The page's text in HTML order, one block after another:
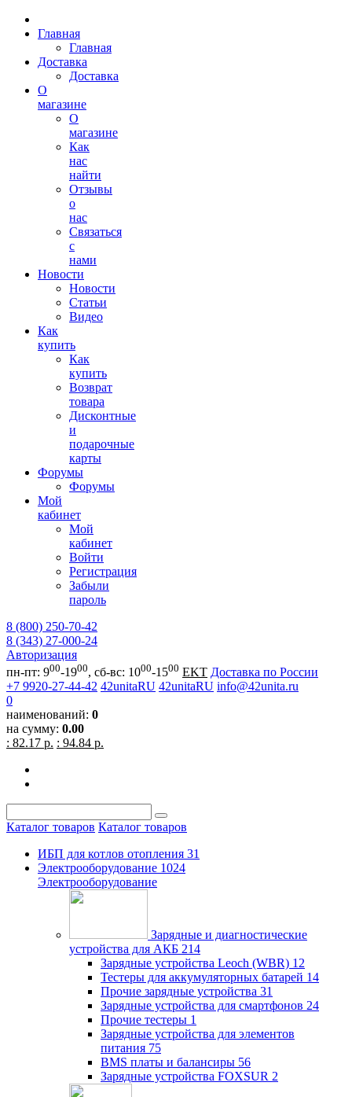
Главная
Главная
Доставка
Доставка
О
магазине
О
магазине
Как
нас
найти
Отзывы
о
нас
Связаться
с
нами
Новости
Новости
Статьи
Видео
Как
купить
Как
купить
Возврат
товара
Дисконтные
и
подарочные
карты
Форумы
Форумы
Мой
кабинет
Мой
кабинет
Войти
Регистрация
Забыли
пароль
8 (800) 250-70-42
8 (343) 27-000-24
Авторизация
пн-пт: 900-1900, сб-вс: 1000-1500 EKT Доставка по России
+7 9920-27-44-42 42unitaRU 42unitaRU info@42unita.ru
0
наименований: 0
на сумму: 0.00
: 82.17 р. : 94.84 р.
Каталог товаров Каталог товаров
ИБП для котлов отопления 31
Электрооборудование 1024
Электрооборудование
Зарядные и диагностические
устройства для АКБ 214
Зарядные устройства Leoch (WBR) 12
Тестеры для аккумуляторных батарей 14
Прочие зарядные устройства 31
Зарядные устройства для смартфонов 24
Прочие тестеры 1
Зарядные устройства для элементов
питания 75
BMS платы и балансиры 56
Зарядные устройства FOXSUR 2